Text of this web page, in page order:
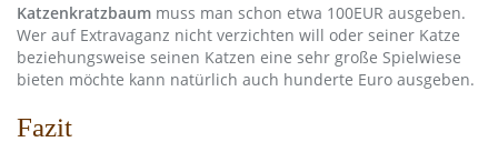
Katzenkratzbaum muss man schon etwa 100EUR ausgeben.
Wer auf Extravaganz nicht verzichten will oder seiner Katze
beziehungsweise seinen Katzen eine sehr große Spielwiese
bieten möchte kann natürlich auch hunderte Euro ausgeben.
Fazit